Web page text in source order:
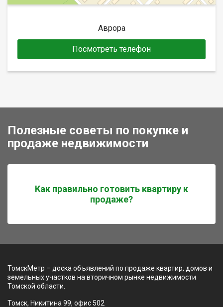
Аврора
Посмотреть телефон
Полезные советы по покупке и
продаже недвижимости
Как правильно готовить квартиру к
продаже?
ТомскМетр – доска объявлений по продаже квартир, домов и
земельных участков на вторичном рынке недвижимости
Томской области.
Томск, Никитина 99, офис 502